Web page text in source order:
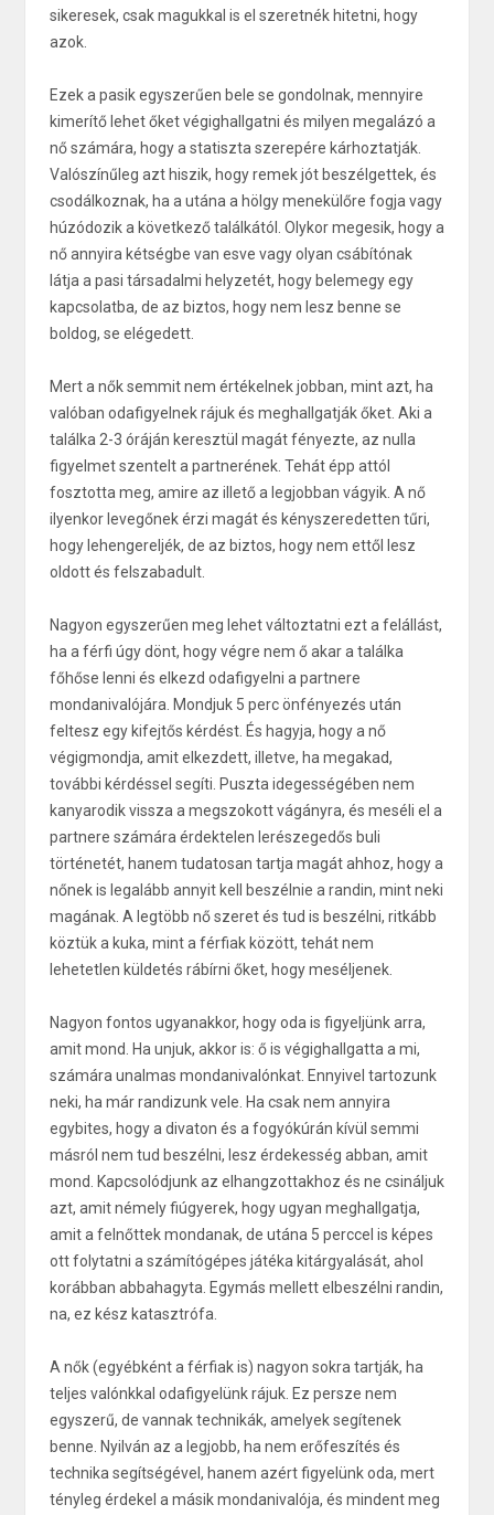
sikeresek, csak magukkal is el szeretnék hitetni, hogy
azok.
Ezek a pasik egyszerűen bele se gondolnak, mennyire
kimerítő lehet őket végighallgatni és milyen megalázó a
nő számára, hogy a statiszta szerepére kárhoztatják.
Valószínűleg azt hiszik, hogy remek jót beszélgettek, és
csodálkoznak, ha a utána a hölgy menekülőre fogja vagy
húzódozik a következő találkától. Olykor megesik, hogy a
nő annyira kétségbe van esve vagy olyan csábítónak
látja a pasi társadalmi helyzetét, hogy belemegy egy
kapcsolatba, de az biztos, hogy nem lesz benne se
boldog, se elégedett.
Mert a nők semmit nem értékelnek jobban, mint azt, ha
valóban odafigyelnek rájuk és meghallgatják őket. Aki a
találka 2-3 óráján keresztül magát fényezte, az nulla
figyelmet szentelt a partnerének. Tehát épp attól
fosztotta meg, amire az illető a legjobban vágyik. A nő
ilyenkor levegőnek érzi magát és kényszeredetten tűri,
hogy lehengereljék, de az biztos, hogy nem ettől lesz
oldott és felszabadult.
Nagyon egyszerűen meg lehet változtatni ezt a felállást,
ha a férfi úgy dönt, hogy végre nem ő akar a találka
főhőse lenni és elkezd odafigyelni a partnere
mondanivalójára. Mondjuk 5 perc önfényezés után
feltesz egy kifejtős kérdést. És hagyja, hogy a nő
végigmondja, amit elkezdett, illetve, ha megakad,
további kérdéssel segíti. Puszta idegességében nem
kanyarodik vissza a megszokott vágányra, és meséli el a
partnere számára érdektelen lerészegedős buli
történetét, hanem tudatosan tartja magát ahhoz, hogy a
nőnek is legalább annyit kell beszélnie a randin, mint neki
magának. A legtöbb nő szeret és tud is beszélni, ritkább
köztük a kuka, mint a férfiak között, tehát nem
lehetetlen küldetés rábírni őket, hogy meséljenek.
Nagyon fontos ugyanakkor, hogy oda is figyeljünk arra,
amit mond. Ha unjuk, akkor is: ő is végighallgatta a mi,
számára unalmas mondanivalónkat. Ennyivel tartozunk
neki, ha már randizunk vele. Ha csak nem annyira
egybites, hogy a divaton és a fogyókúrán kívül semmi
másról nem tud beszélni, lesz érdekesség abban, amit
mond. Kapcsolódjunk az elhangzottakhoz és ne csináljuk
azt, amit némely fiúgyerek, hogy ugyan meghallgatja,
amit a felnőttek mondanak, de utána 5 perccel is képes
ott folytatni a számítógépes játéka kitárgyalását, ahol
korábban abbahagyta. Egymás mellett elbeszélni randin,
na, ez kész katasztrófa.
A nők (egyébként a férfiak is) nagyon sokra tartják, ha
teljes valónkkal odafigyelünk rájuk. Ez persze nem
egyszerű, de vannak technikák, amelyek segítenek
benne. Nyilván az a legjobb, ha nem erőfeszítés és
technika segítségével, hanem azért figyelünk oda, mert
tényleg érdekel a másik mondanivalója, és mindent meg